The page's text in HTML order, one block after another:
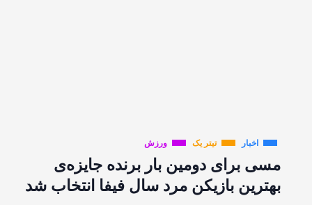
اخبار تیتر یک ورزش
مسی برای دومین بار برنده‌ جایزه‌ی
بهترین بازیکن مرد سال فیفا انتخاب شد